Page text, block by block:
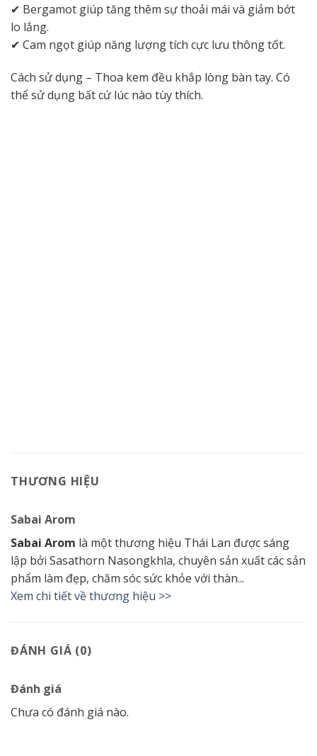
✔ Bergamot giúp tăng thêm sự thoải mái và giảm bớt
lo lắng.
✔ Cam ngọt giúp năng lượng tích cực lưu thông tốt.
Cách sử dụng – Thoa kem đều khắp lòng bàn tay. Có
thể sử dụng bất cứ lúc nào tùy thích.
THƯƠNG HIỆU
Sabai Arom
Sabai Arom là một thương hiệu Thái Lan được sáng
lập bởi Sasathorn Nasongkhla, chuyên sản xuất các sản
phẩm làm đẹp, chăm sóc sức khỏe với thàn...
Xem chi tiết về thương hiệu >>
ĐÁNH GIÁ (0)
Đánh giá
Chưa có đánh giá nào.